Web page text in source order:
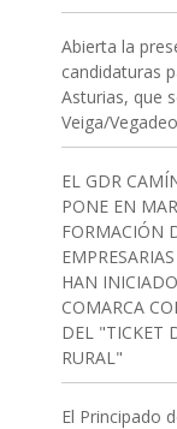
Abierta la
candidaturas
Asturias, que
Veiga/Vegadeo
EL GDR
PONE EN
FORMACIÓN
HAN
COMARCA
DEL "TICKET
RURAL"
El Principado